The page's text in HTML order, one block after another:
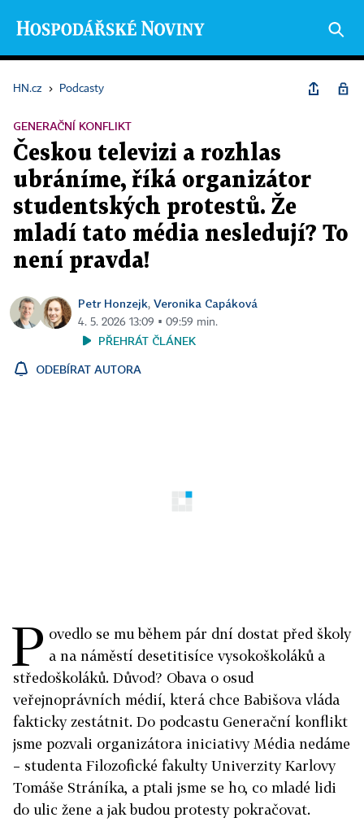
HN.cz › Podcasty
GENERAČNÍ KONFLIKT
Českou televizi a rozhlas
ubráníme, říká organizátor
studentských protestů. Že
mladí tato média nesledují? To
není pravda!
Petr Honzejk, Veronika Capáková
4. 5. 2026 13:09 ▪ 09:59 min.
PŘEHRÁT ČLÁNEK
ODEBÍRAT AUTORA
P ovedlo se mu během pár dní dostat před školy
a na náměstí desetitisíce vysokoškoláků a
středoškoláků. Důvod? Obava o osud
veřejnoprávních médií, která chce Babišova vláda
fakticky zestátnit. Do podcastu Generační konflikt
jsme pozvali organizátora iniciativy Média nedáme
– studenta Filozofické fakulty Univerzity Karlovy
Tomáše Stráníka, a ptali jsme se ho, co mladé lidi
do ulic žene a jak budou protesty pokračovat.